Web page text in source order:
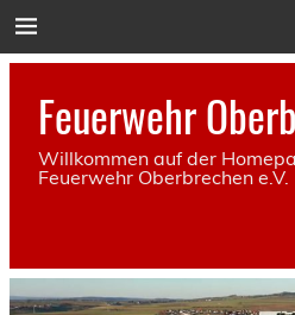
to
Feuerwehr
Willkommen auf der
Feuerwehr Oberbrechen e.V.